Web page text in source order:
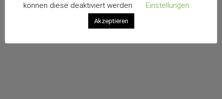
können diese deaktiviert werden.
Einstellungen
Akzeptieren